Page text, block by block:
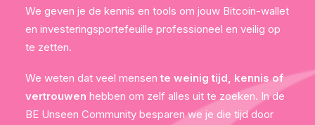
We geven je de kennis en tools om jouw Bitcoin-wallet
en investeringsportefeuille professioneel en veilig op
te zetten.
We weten dat veel mensente weinig tijd, kennis of
vertrouwen hebben om zelf alles uit te zoeken. In de
BE Unseen Community besparen we je die tijd door